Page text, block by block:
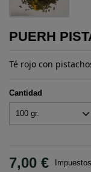
PUERH
Té rojo con
Cantidad
7,00 €